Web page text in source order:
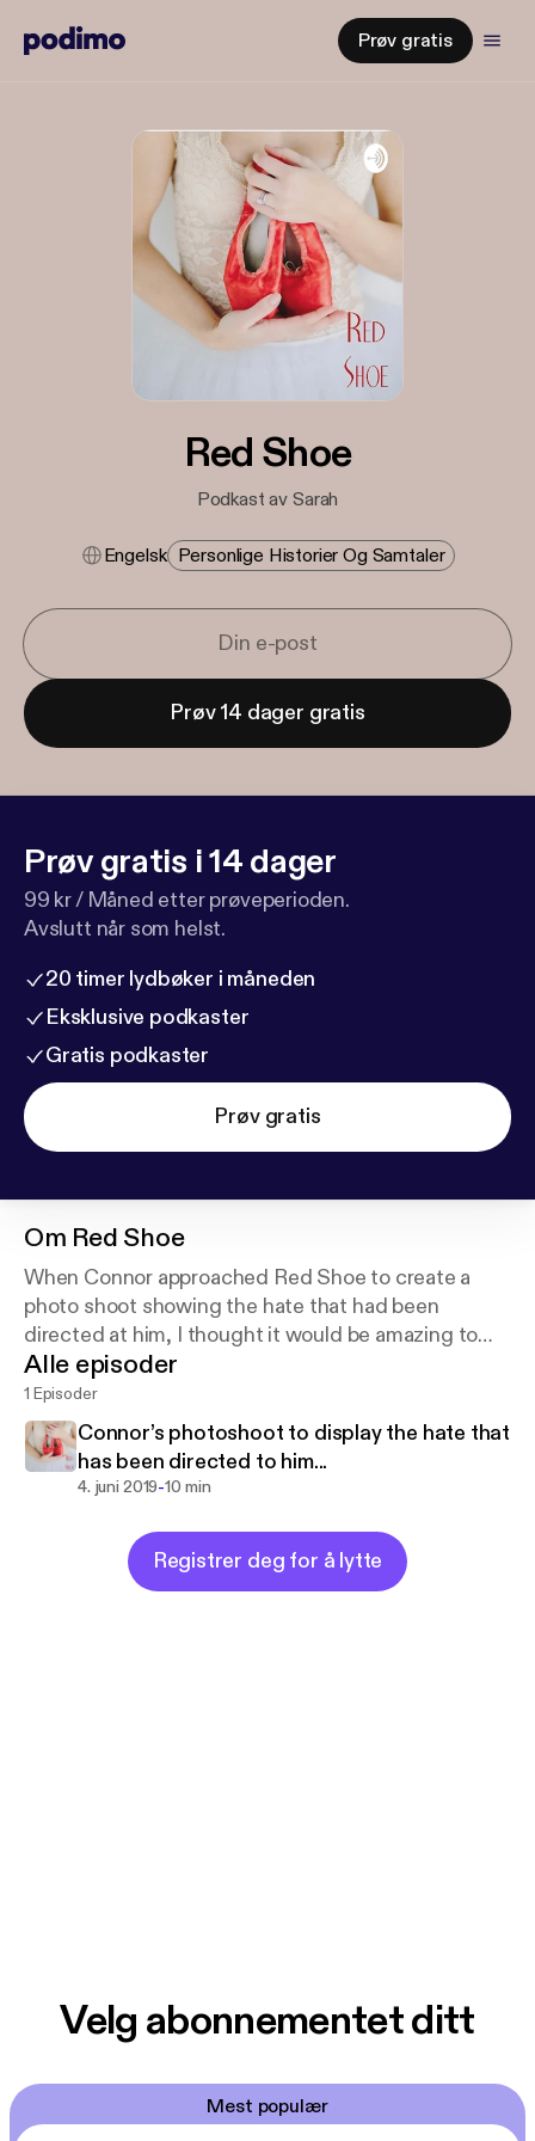
Prøv gratis
Red Shoe
Podkast av Sarah
Engelsk Personlige Historier Og Samtaler
Prøv 14 dager gratis
Prøv gratis i 14 dager
99 kr / Måned etter prøveperioden.
Avslutt når som helst.
20 timer lydbøker i måneden
Eksklusive podkaster
Gratis podkaster
Prøv gratis
Om Red Shoe
When Connor approached Red Shoe to create a
photo shoot showing the hate that had been
directed at him, I thought it would be amazing to
share part of our shoot and conversation in the hope
it will insure other conversations ❤️
Alle episoder
1 Episoder
Connor’s photoshoot to display the hate that
has been directed to him...
4. juni 2019-10 min
Registrer deg for å lytte
Velg abonnementet ditt
Mest populær